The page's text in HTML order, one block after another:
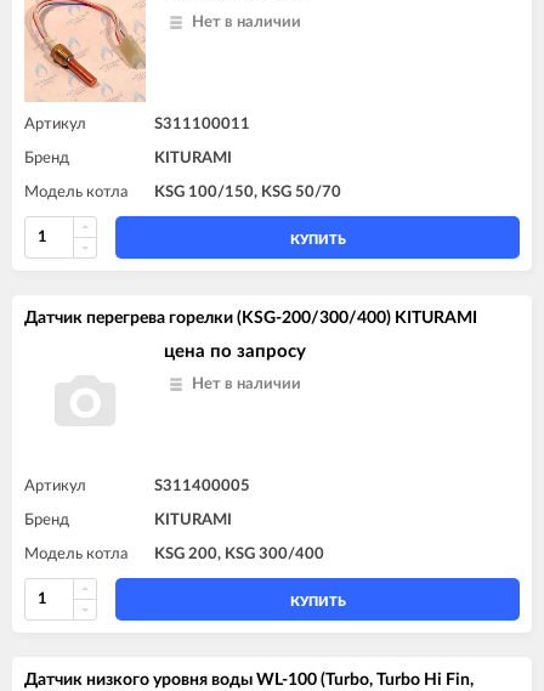
Нет в наличии
Артикул S311100011
Бренд KITURAMI
Модель котла KSG 100/150, KSG 50/70
КУПИТЬ
Датчик перегрева горелки (KSG-200/300/400) KITURAMI
цена по запросу
Нет в наличии
Артикул S311400005
Бренд KITURAMI
Модель котла KSG 200, KSG 300/400
КУПИТЬ
Датчик низкого уровня воды WL-100 (Turbo, Turbo Hi Fin,